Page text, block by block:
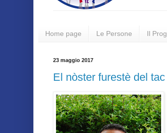
Home page Le Persone Il
23 maggio 2017
El nòster furestè del tac